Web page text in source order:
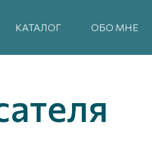
КАТАЛОГ ОБО МНЕ